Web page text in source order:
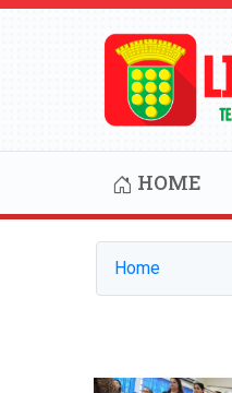
HOME
Home